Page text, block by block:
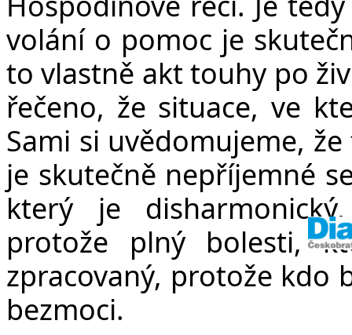
volání o pomoc je
to vlastně akt touhy po
řečeno, že situace, ve
Sami si uvědomujeme,
je skutečně nepříjemné
který je
protože plný bolesti,
zpracovaný, protože kdo
bezmoci.